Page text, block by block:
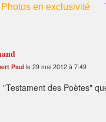
Photos en exclusivité
Paulle 29 mai 2012 à 7:49
des Poètes"